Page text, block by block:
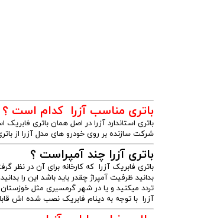
باتری مناسب آزرا کدام است ؟
باتری استاندارد آزرا در اصل همان باتری
شرکت سازنده بر روی خودرو های مدل آزرا از باتری 70آمپری سری 7029 استفاده
باتری آزرا چند آمپراست ؟
بدانید ظرفیت آمپراژ چقدر باید باشد این را
تردد میکنید و یا در شهر گرمسیری مثل
آزرا با توجه به دینام فابریک نصب شده اش قابلیت شارژ